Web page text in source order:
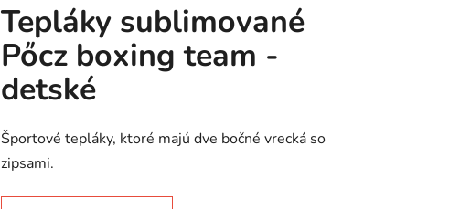
Tepláky sublimované
Pőcz boxing team -
detské
Športové tepláky, ktoré majú dve bočné vrecká so
zipsami.